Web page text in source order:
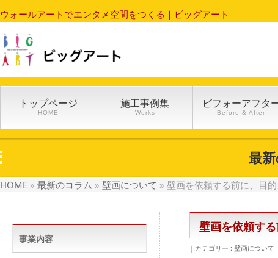
ウォールアートでエンタメ空間をつくる｜ビッグアート
トップページ
HOME
施工事例集
Works
ビフォーアフタ
Before & After
最
HOME » 最新のコラム » 壁画について » 壁画を依頼する前に、目的
壁画を依頼する
カテゴリー : 壁画について
事業内容